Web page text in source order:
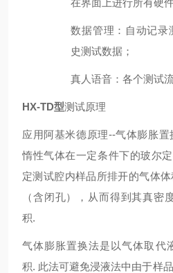
在界面上进行所有硬
数据管理：自动记录
史测试数据；
真人语音：各个测试
HX-TD型测试原理
应用阿基米德原理--气体膨胀
惰性气体在一定条件下的玻尔
定测试腔内样品所排开的气体
（含闭孔），从而得到其真密
积.
气体膨胀置换法是以气体取代
积. 此法可避免浸液法中由于样